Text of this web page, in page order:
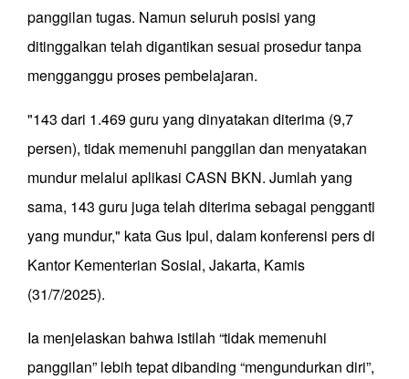
panggilan tugas. Namun seluruh posisi yang
ditinggalkan telah digantikan sesuai prosedur tanpa
mengganggu proses pembelajaran.
"143 dari 1.469 guru yang dinyatakan diterima (9,7
persen), tidak memenuhi panggilan dan menyatakan
mundur melalui aplikasi CASN BKN. Jumlah yang
sama, 143 guru juga telah diterima sebagai pengganti
yang mundur," kata Gus Ipul, dalam konferensi pers di
Kantor Kementerian Sosial, Jakarta, Kamis
(31/7/2025).
Ia menjelaskan bahwa istilah “tidak memenuhi
panggilan” lebih tepat dibanding “mengundurkan diri”,